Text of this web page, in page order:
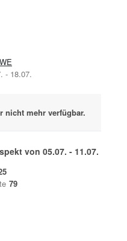
- 18.07.
nicht mehr verfügbar.
von 05.07. - 11.07.
79